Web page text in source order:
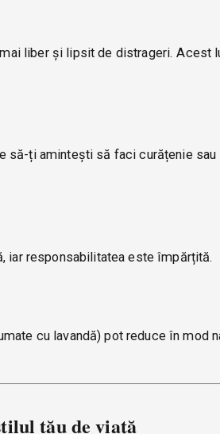
liber și lipsit de distrageri. Acest
să-ți amintești să faci curățenie
iar responsabilitatea este împărțită.
cu lavandă) pot reduce în mod
tău de viață